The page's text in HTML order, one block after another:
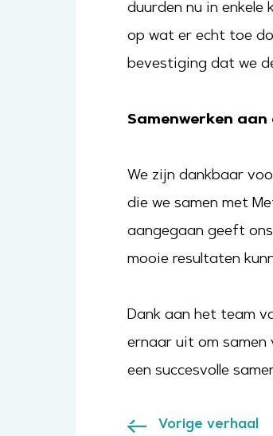
duurden nu in
op wat er echt toe
bevestiging dat we
Samenwerken
We zijn dankbaar
die we samen met
aangegaan geeft
mooie resultaten
Dank aan het team
ernaar uit om samen
een succesvolle
Vorige verhaal